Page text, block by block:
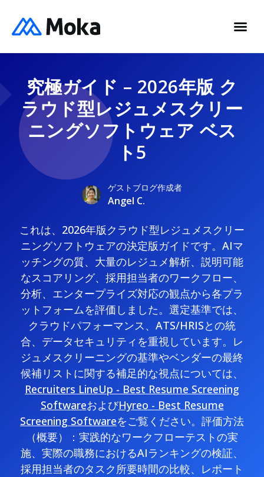
究極ガイド – 2026年版 ク
ラウド型レジュメスクリー
ニングソフトウェア ベス
ト5
ゲストブログ作成者
Angel C.
これは、2026年版クラウド型レジュメスクリー
ニングソフトウェアの決定版ガイドです。AIマ
ッチングの質、大量のレジュメ解析、説明可能
なスコアリング、採用担当者のワークフロー、
分析、エンタープライズ対応の観点から各プラ
ットフォームを評価しました。選定基準では、
クラウドパフォーマンス、ATS/HRISとの統
合、データセキュリティを重視しています。レ
ジュメスクリーニングの基準やベンダーの最終
候補リストに関する補足的な視点については、
Recruiters LineUp - Best Resume Screening
SoftwareおよびHyreo - Best Resume
Screening Softwareをご覧ください。評価方法
（概要）：実践的なワークフローテストの実
施、実際の職務におけるAIランキングの検証、
採用担当者のタスク所要時間の比較、レポート